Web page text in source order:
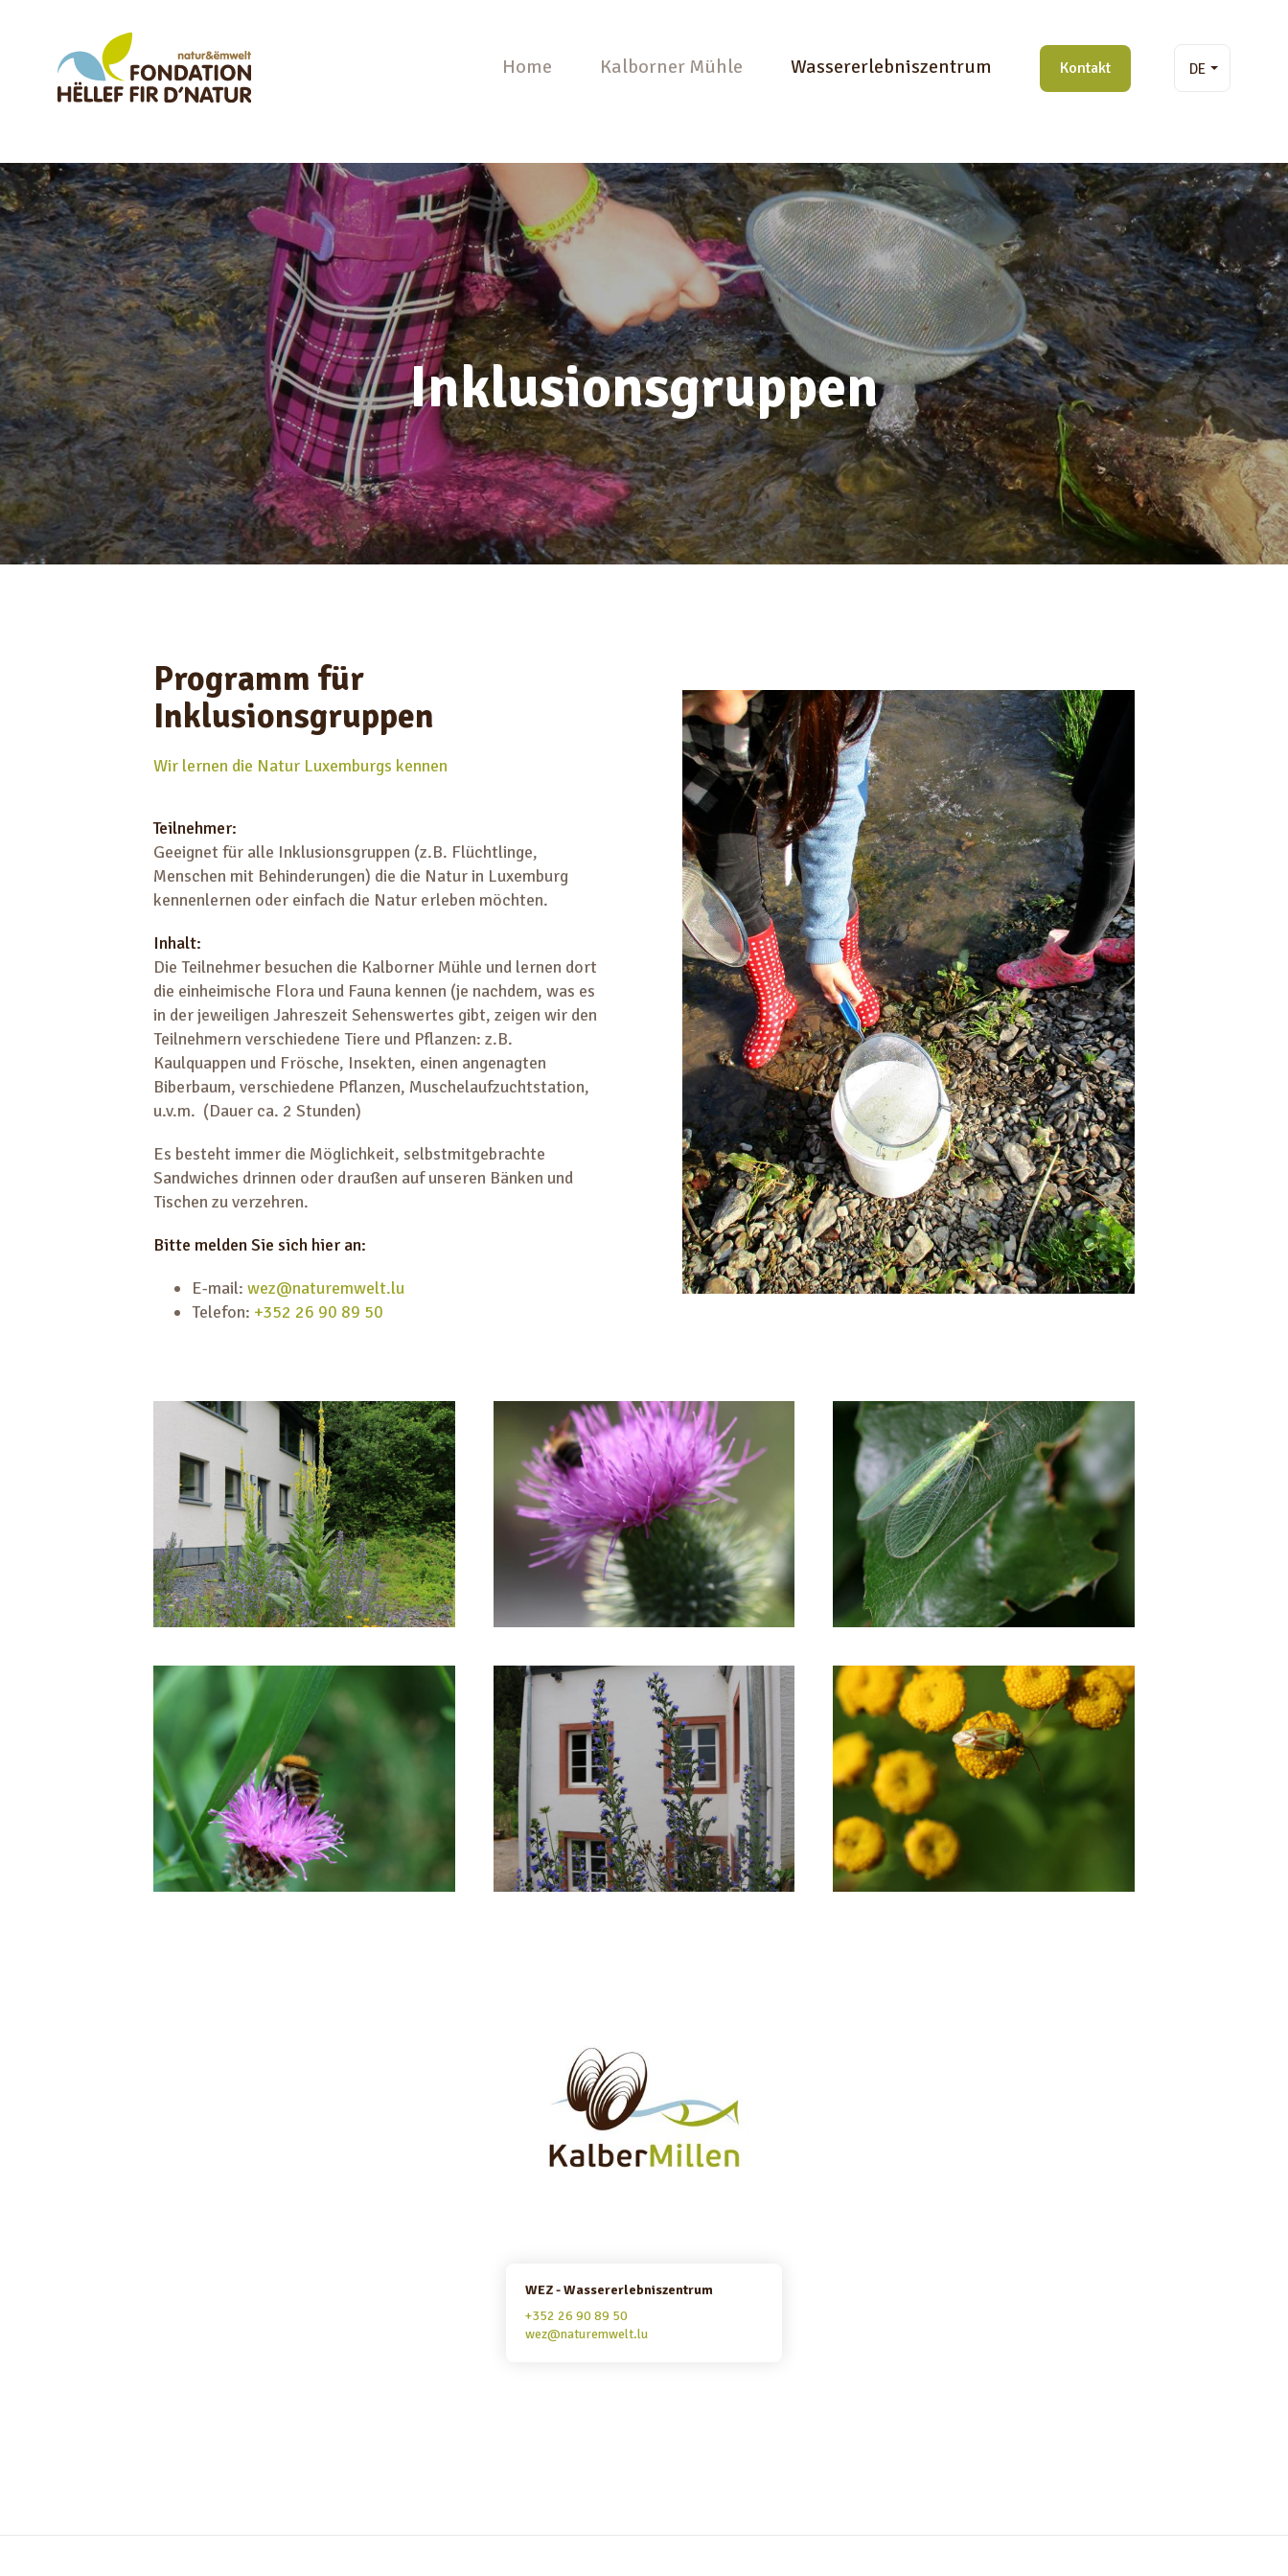
Home Kalborner Mühle Wassererlebniszentrum Kontakt DE
Inklusionsgruppen
Programm für
Inklusionsgruppen
Wir lernen die Natur Luxemburgs kennen
Teilnehmer:
Geeignet für alle Inklusionsgruppen (z.B. Flüchtlinge,
Menschen mit Behinderungen) die die Natur in Luxemburg
kennenlernen oder einfach die Natur erleben möchten.
Inhalt:
Die Teilnehmer besuchen die Kalborner Mühle und lernen dort
die einheimische Flora und Fauna kennen (je nachdem, was es
in der jeweiligen Jahreszeit Sehenswertes gibt, zeigen wir den
Teilnehmern verschiedene Tiere und Pflanzen: z.B.
Kaulquappen und Frösche, Insekten, einen angenagten
Biberbaum, verschiedene Pflanzen, Muschelaufzuchtstation,
u.v.m. (Dauer ca. 2 Stunden)
Es besteht immer die Möglichkeit, selbstmitgebrachte
Sandwiches drinnen oder draußen auf unseren Bänken und
Tischen zu verzehren.
Bitte melden Sie sich hier an:
E-mail: wez@naturemwelt.lu
Telefon: +352 26 90 89 50
WEZ - Wassererlebniszentrum
+352 26 90 89 50
wez@naturemwelt.lu